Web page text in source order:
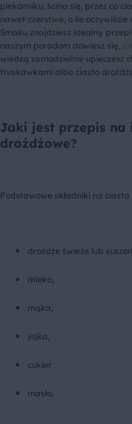
piekarniku, ścina się, przez co
nawet czerstwe, o ile
Smaku znajdziesz idealny
naszym poradom dowiesz się,
wiedzą samodzielnie upieczesz
truskawkami albo ciasto
Jaki jest przepis na
drożdżowe?
Podstawowe składniki na
drożdże świeże lub
mleko,
mąka,
jajka,
cukier
masło.